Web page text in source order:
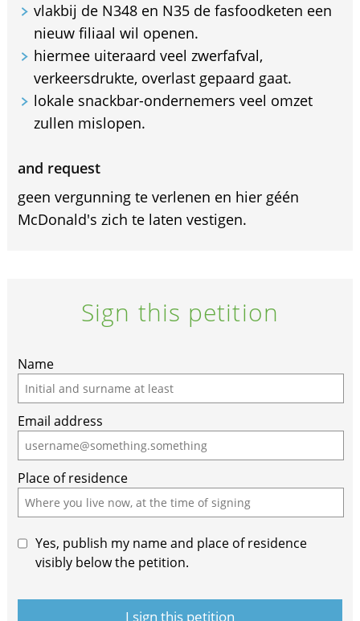
vlakbij de N348 en N35 de fasfoodketen een
nieuw filiaal wil openen.
hiermee uiteraard veel zwerfafval,
verkeersdrukte, overlast gepaard gaat.
lokale snackbar-ondernemers veel omzet
zullen mislopen.
and request
geen vergunning te verlenen en hier géén
McDonald's zich te laten vestigen.
Sign this petition
Name
Email address
Place of residence
Yes, publish my name and place of residence
visibly below the petition.